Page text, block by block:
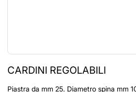
CARDINI REGOLABILI
Piastra da mm 25. Diametro spina mm